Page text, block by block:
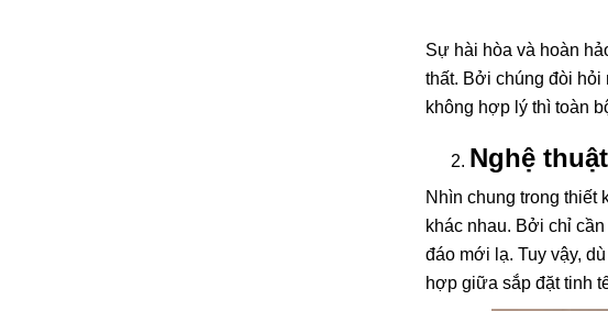
Sự hài hòa và hoàn
thất. Bởi chúng đòi
không hợp lý thì toàn
Nghệ
Nhìn chung trong thiết
khác nhau. Bởi chỉ
đáo mới lạ. Tuy vậy,
hợp giữa sắp đặt tinh